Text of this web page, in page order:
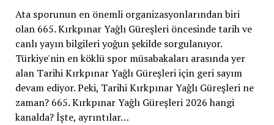
Ata sporunun en önemli organizasyonlarından biri
olan 665. Kırkpınar Yağlı Güreşleri öncesinde tarih ve
canlı yayın bilgileri yoğun şekilde sorgulanıyor.
Türkiye'nin en köklü spor müsabakaları arasında yer
alan Tarihi Kırkpınar Yağlı Güreşleri için geri sayım
devam ediyor. Peki, Tarihi Kırkpınar Yağlı Güreşleri ne
zaman? 665. Kırkpınar Yağlı Güreşleri 2026 hangi
kanalda? İşte, ayrıntılar…